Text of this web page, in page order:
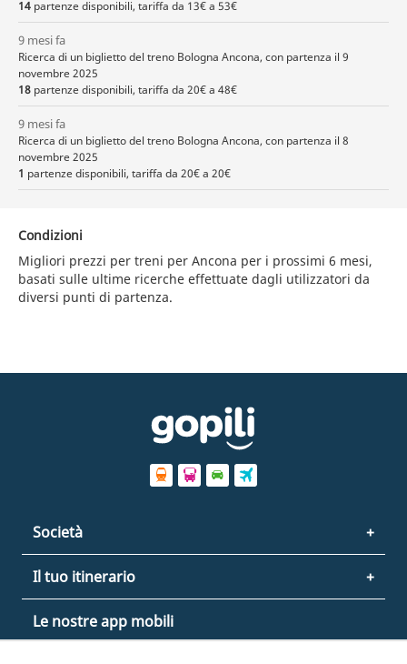
14 partenze disponibili, tariffa da 13€ a 53€
9 mesi fa
Ricerca di un biglietto del treno Bologna Ancona, con partenza il 9
novembre 2025
18 partenze disponibili, tariffa da 20€ a 48€
9 mesi fa
Ricerca di un biglietto del treno Bologna Ancona, con partenza il 8
novembre 2025
1 partenze disponibili, tariffa da 20€ a 20€
Condizioni
Migliori prezzi per treni per Ancona per i prossimi 6 mesi,
basati sulle ultime ricerche effettuate dagli utilizzatori da
diversi punti di partenza.
Società
Il tuo itinerario
Le nostre app mobili